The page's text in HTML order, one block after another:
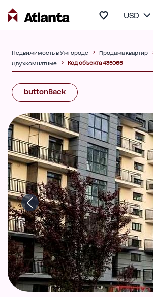
USD
Недвижимость в Ужгороде
Продажа квартир
Двухкомнатные
Код объекта 435065
buttonBack